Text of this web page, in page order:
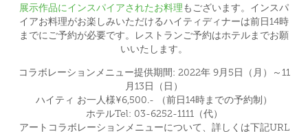
展示作品にインスパイアされたお料理 もございます。インスパ
イアお料理がお楽しみいただけるハイティディナーは前日14時
までにご予約が必要です。レストランご予約はホテルまでお願
いいたします。
コラボレーションメニュー提供期間: 2022年 9月5日（月）～11
月13日（日）
ハイティ お一人様¥6,500.- （前日14時までの予約制）
ホテルTel: 03-6252-1111（代）
アートコラボレーションメニューについて、詳しくは下記URL